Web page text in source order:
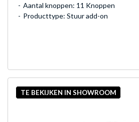
Aantal knoppen: 11 Knoppen
Producttype: Stuur add-on
TE BEKIJKEN IN SHOWROOM